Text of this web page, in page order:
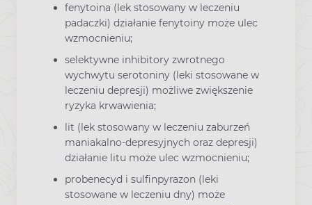
fenytoina (lek stosowany w leczeniu
padaczki) działanie fenytoiny może ulec
wzmocnieniu;
selektywne inhibitory zwrotnego
wychwytu serotoniny (leki stosowane w
leczeniu depresji) możliwe zwiększenie
ryzyka krwawienia;
lit (lek stosowany w leczeniu zaburzeń
maniakalno-depresyjnych oraz depresji)
działanie litu może ulec wzmocnieniu;
probenecyd i sulfinpyrazon (leki
stosowane w leczeniu dny) może